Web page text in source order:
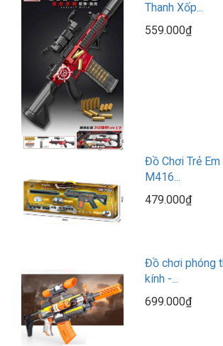
Thanh Xốp...
559.000₫
Đồ Chơi Trẻ
M416...
479.000₫
Đồ chơi phóng
kính -...
699.000₫